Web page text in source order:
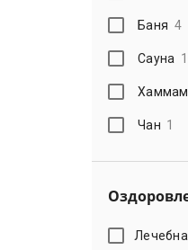
Баня 4
Сауна
Хаммам
Чан 1